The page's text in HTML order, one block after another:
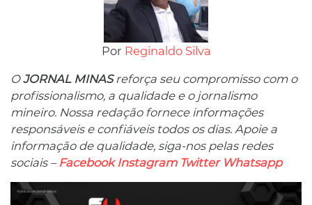
Por Reginaldo Silva
OJORNAL MINASreforça seu compromisso com o
profissionalismo, a qualidade e o jornalismo
mineiro. Nossa redação fornece informações
responsáveis ​​e confiáveis ​​todos os dias. Apoie a
informação de qualidade, siga-nos pelas redes
sociais – Facebook Instagram Twitter Whatsapp